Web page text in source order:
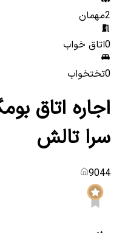
2مهمان
0اتاق خواب
0تختخواب
اجاره اتاق
سرا تالش
9044